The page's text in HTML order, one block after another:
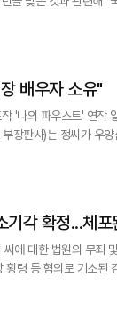
배우자 소유"
'나의 파우스트' 연작
각 확정...체포
대한 법원의 무죄 및
령 등 혐의로 기소된